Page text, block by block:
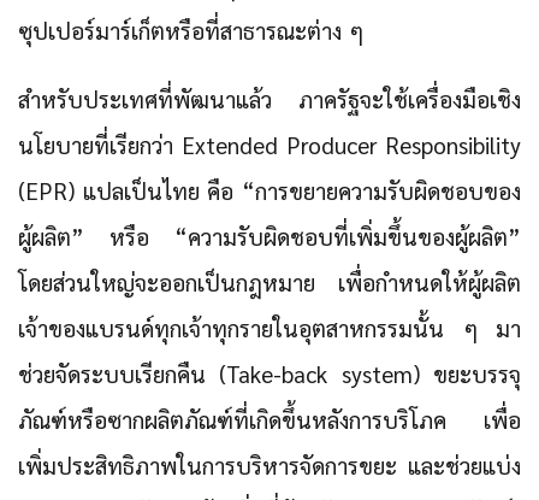
ซุปเปอร์มาร์เก็ตหรือที่สาธารณะต่าง ๆ
สำหรับประเทศที่พัฒนาแล้ว ภาครัฐจะใช้เครื่องมือเชิง
นโยบายที่เรียกว่า Extended Producer Responsibility
(EPR) แปลเป็นไทย คือ “การขยายความรับผิดชอบของ
ผู้ผลิต” หรือ “ความรับผิดชอบที่เพิ่มขึ้นของผู้ผลิต”
โดยส่วนใหญ่จะออกเป็นกฎหมาย เพื่อกำหนดให้ผู้ผลิต
เจ้าของแบรนด์ทุกเจ้าทุกรายในอุตสาหกรรมนั้น ๆ มา
ช่วยจัดระบบเรียกคืน (Take-back system) ขยะบรรจุ
ภัณฑ์หรือซากผลิตภัณฑ์ที่เกิดขึ้นหลังการบริโภค เพื่อ
เพิ่มประสิทธิภาพในการบริหารจัดการขยะ และช่วยแบ่ง